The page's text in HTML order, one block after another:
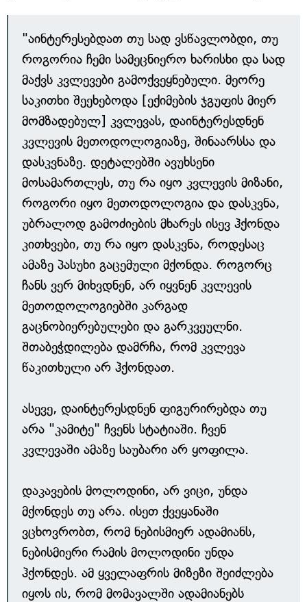
"აინტერესებდათ თუ სად ვსწავლობდი, თუ
როგორია ჩემი სამეცნიერო ხარისხი და სად
მაქვს კვლევები გამოქვეყნებული. მეორე
საკითხი შეეხებოდა [ექიმების ჯგუფის მიერ
მომზადებულ] კვლევას, დაინტერესდნენ
კვლევის მეთოდოლოგიაზე, შინაარსსა და
დასკვნაზე. დეტალებში ავუხსენი
მოსამართლეს, თუ რა იყო კვლევის მიზანი,
როგორი იყო მეთოდოლოგია და დასკვნა,
უბრალოდ გამოძიების მხარეს ისევ ჰქონდა
კითხვები, თუ რა იყო დასკვნა, როდესაც
ამაზე პასუხი გაცემული მქონდა. როგორც
ჩანს ვერ მიხვდნენ, არ იყვნენ კვლევის
მეთოდოლოგიებში კარგად
გაცნობიერებულები და გარკვეულნი.
შთაბეჭდილება დამრჩა, რომ კვლევა
წაკითხული არ ჰქონდათ.
ასევე, დაინტერესდნენ ფიგურირებდა თუ
არა "კამიტე" ჩვენს სტატიაში. ჩვენ
კვლევაში ამაზე საუბარი არ ყოფილა.
დაკავების მოლოდინი, არ ვიცი, უნდა
მქონდეს თუ არა. ისეთ ქვეყანაში
ვცხოვრობთ, რომ ნებისმიერ ადამიანს,
ნებისმიერი რამის მოლოდინი უნდა
ჰქონდეს. ამ ყველაფრის მიზეზი შეიძლება
იყოს ის, რომ მომავალში ადამიანებს